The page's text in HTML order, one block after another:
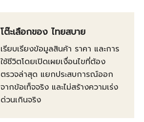
โต๊ะเลือกของ ไทยสบาย
เรียบเรียงข้อมูลสินค้า ราคา และการ
ใช้ชีวิตโดยเปิดเผยเงื่อนไขที่ต้อง
ตรวจล่าสุด แยกประสบการณ์ออก
จากข้อเท็จจริง และไม่สร้างความเร่ง
ด่วนเกินจริง